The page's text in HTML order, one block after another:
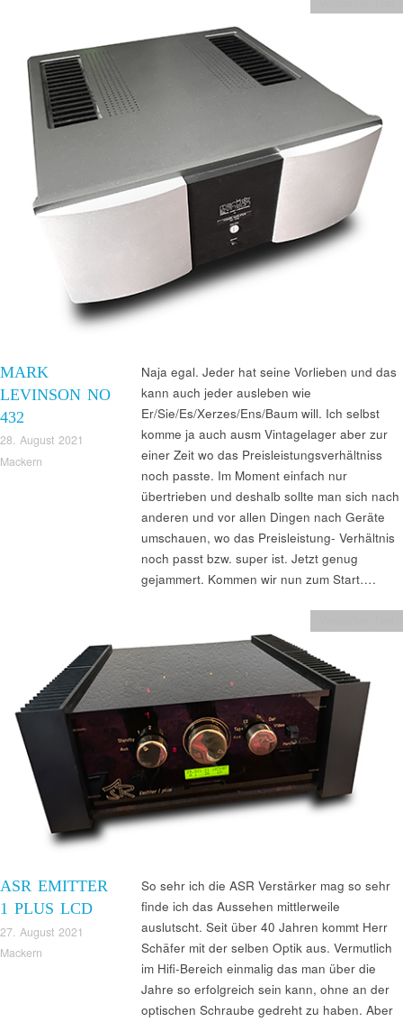
MARK
LEVINSON NO
432
28. August 2021
Mackern
Naja egal. Jeder hat seine Vorlieben und das
kann auch jeder ausleben wie
Er/Sie/Es/Xerzes/Ens/Baum will. Ich selbst
komme ja auch ausm Vintagelager aber zur
einer Zeit wo das Preisleistungsverhältniss
noch passte. Im Moment einfach nur
übertrieben und deshalb sollte man sich nach
anderen und vor allen Dingen nach Geräte
umschauen, wo das Preisleistung- Verhältnis
noch passt bzw. super ist. Jetzt genug
gejammert. Kommen wir nun zum Start….
ASR EMITTER
1 PLUS LCD
27. August 2021
Mackern
So sehr ich die ASR Verstärker mag so sehr
finde ich das Aussehen mittlerweile
auslutscht. Seit über 40 Jahren kommt Herr
Schäfer mit der selben Optik aus. Vermutlich
im Hifi-Bereich einmalig das man über die
Jahre so erfolgreich sein kann, ohne an der
optischen Schraube gedreht zu haben. Aber